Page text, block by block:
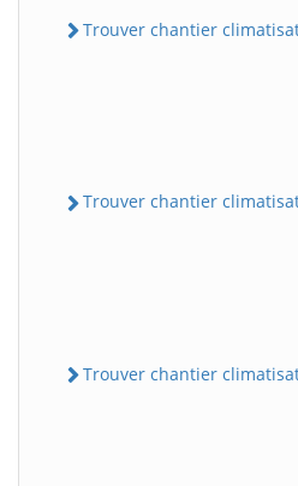
Trouver chantier
Trouver chantier
Trouver chantier